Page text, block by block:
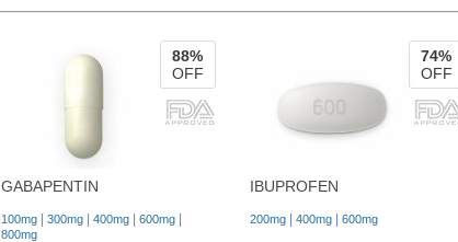
GABAPENTIN
100mg 300mg 400mg 600mg
800mg
88%
OFF
IBUPROFEN
200mg 400mg 600mg
74%
OFF